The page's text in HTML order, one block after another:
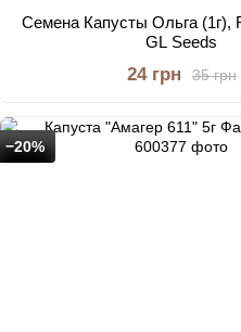
Семена Капусты Ольга (1г),
GL Seeds
35 грн
24 грн
−20%